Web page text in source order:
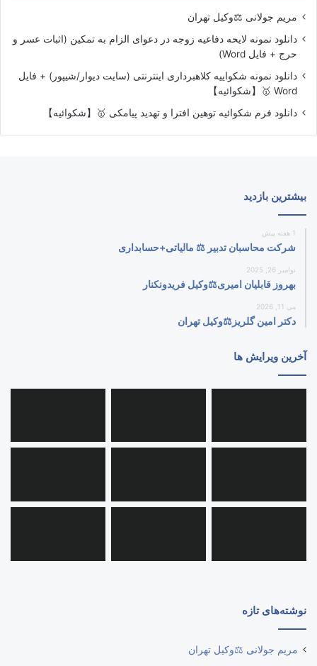
مریم جولانی ⚖️وکیل تهران
دانلود نمونه لایحه دفاعیه زوجه در دعوای الزام به تمکین (اثبات عسر و
حرج + فایل Word)
دانلود نمونه شکواییه کلاهبرداری اینترنتی (سایت دیوار/شیپور) + فایل
Word 🥇【شکوائیه】
دانلود فرم شکوائیه توهین افترا و تهدید پیامکی 🥇【شکوائیه】
بیشترین بازدید
1 هفته پیش
شرکت محاسبان تدبیر ⚖️ مالیاتی+حسابداری
نوامبر 26, 2025
بهروز قابلیان امیری⚖️وکیل فریدونکنار
می 11, 2026
دکتر امین گلریز⚖️وکیل تهران
آخرین ویرایش ها
نوشته‌های تازه
مریم جولانی ⚖️وکیل تهران